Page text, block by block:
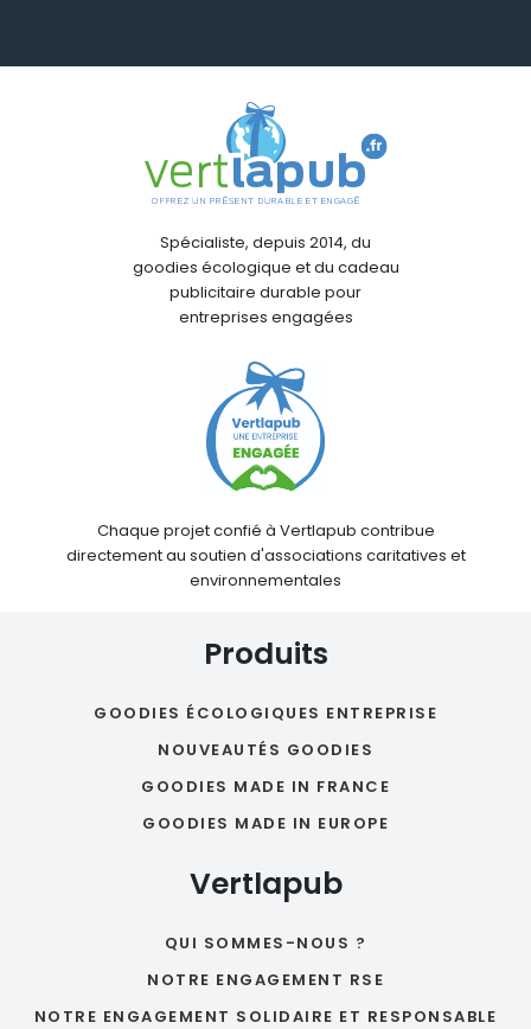
Spécialiste, depuis 2014, du
goodies écologique et du cadeau
publicitaire durable pour
entreprises engagées
Chaque projet confié à Vertlapub contribue
directement au soutien d'associations caritatives et
environnementales
Produits
GOODIES ÉCOLOGIQUES ENTREPRISE
NOUVEAUTÉS GOODIES
GOODIES MADE IN FRANCE
GOODIES MADE IN EUROPE
Vertlapub
QUI SOMMES-NOUS ?
NOTRE ENGAGEMENT RSE
NOTRE ENGAGEMENT SOLIDAIRE ET RESPONSABLE